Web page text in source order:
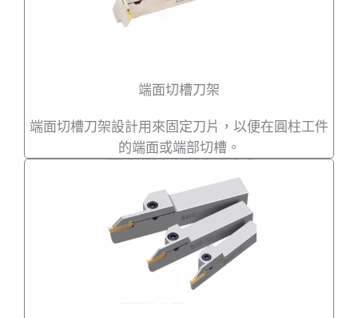
端面切槽刀架
端面切槽刀架設計用來固定刀片，以便在圓柱工件
的端面或端部切槽。